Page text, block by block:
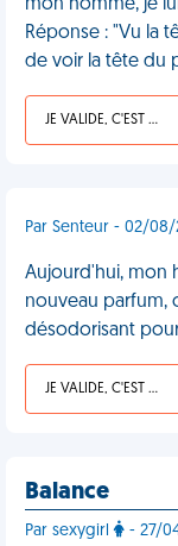
mon homme, je
Réponse : "Vu la
de voir la tête du
JE VALIDE, C'EST UNE VDM
Par Senteur - 02/08/
Aujourd'hui, mon
nouveau parfum,
désodorisant
JE VALIDE, C'EST UNE VDM
Balance
Par sexygirl - 27/